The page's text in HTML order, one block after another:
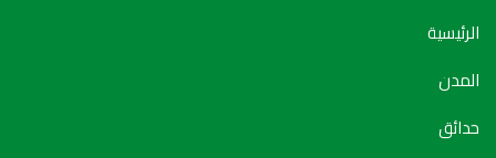
الرئيسية
المدن
حدائق